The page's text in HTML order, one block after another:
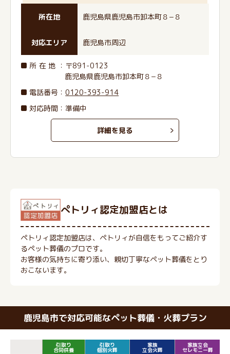
所在地 鹿児島県鹿児島市卸本町８−８
対応エリア 鹿児島市周辺
所在地 ：〒891-0123
鹿児島県鹿児島市卸本町８−８
電話番号 ：0120-393-914
対応時間：準備中
詳細を見る
ぺトリィ認定加盟店とは
ペトリィ認定加盟店は、ペトリィが自信をもってご紹介す
るペット葬儀のプロです。
お客様の気持ちに寄り添い、親切丁寧なペット葬儀をとり
おこないます。
鹿児島市で対応可能なペット葬儀・火葬プラン
引取り
合同供養
引取り
個別火葬
家族
立会火葬
家族立会
セレモニー葬